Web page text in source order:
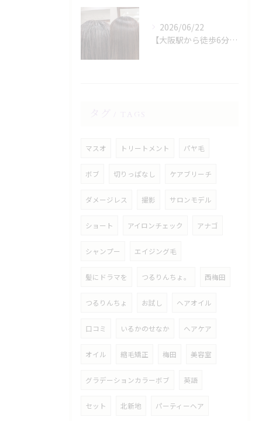
2026/06/22
【大阪駅から徒歩6分】縮毛矯正専門店の美容院で叶える梅雨のうねり対策
マスオ トリートメント パヤ毛
ボブ 切りっぱなし ケアブリーチ
ダメージレス 撮影 サロンモデル
ショート アイロンチェック アナゴ
シャンプー エイジング毛
髪にドラマを つるりんちょ。 西梅田
つるりんちょ お試し ヘアオイル
口コミ いるかのせなか ヘアケア
オイル 縮毛矯正 梅田 美容室
グラデーションカラーボブ 英語
セット 北新地 パーティーヘア